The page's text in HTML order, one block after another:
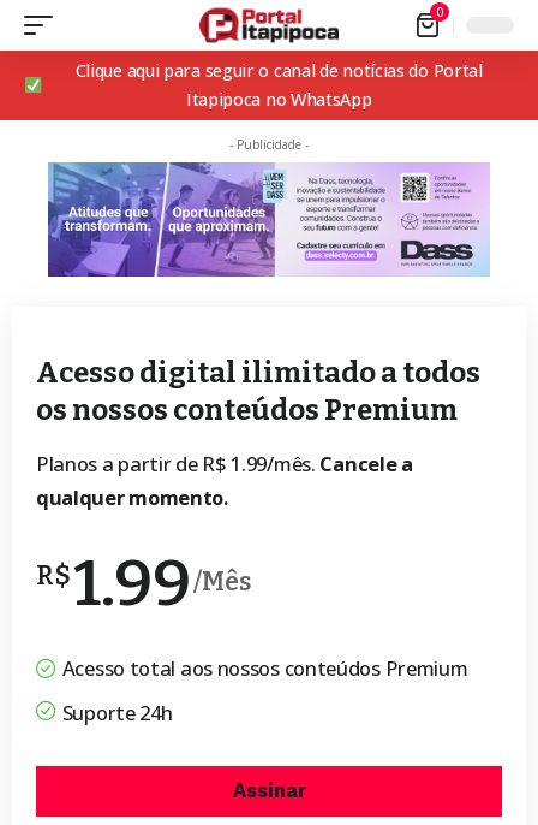
0
Clique aqui para seguir o canal de notícias do Portal
Itapipoca no WhatsApp
- Publicidade -
Acesso digital ilimitado a todos
os nossos conteúdos Premium
Planos a partir de R$ 1.99/mês. Cancele a
qualquer momento.
R$1.99/Mês
Acesso total aos nossos conteúdos Premium
Suporte 24h
Assinar